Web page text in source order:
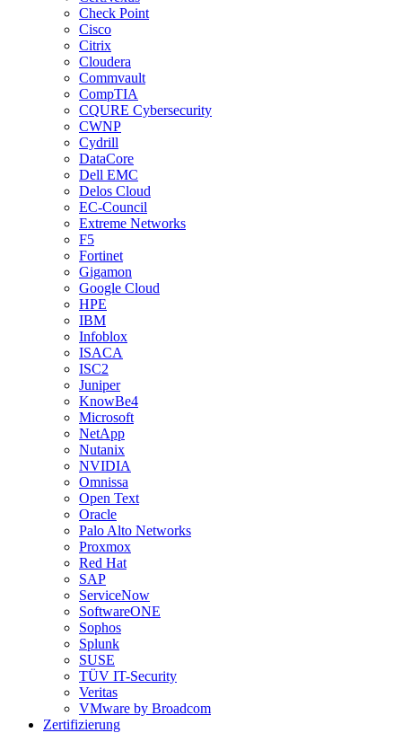
Check Point
Cisco
Citrix
Cloudera
Commvault
CompTIA
CQURE Cybersecurity
CWNP
Cydrill
DataCore
Dell EMC
Delos Cloud
EC-Council
Extreme Networks
F5
Fortinet
Gigamon
Google Cloud
HPE
IBM
Infoblox
ISACA
ISC2
Juniper
KnowBe4
Microsoft
NetApp
Nutanix
NVIDIA
Omnissa
Open Text
Oracle
Palo Alto Networks
Proxmox
Red Hat
SAP
ServiceNow
SoftwareONE
Sophos
Splunk
SUSE
TÜV IT-Security
Veritas
VMware by Broadcom
Zertifizierung